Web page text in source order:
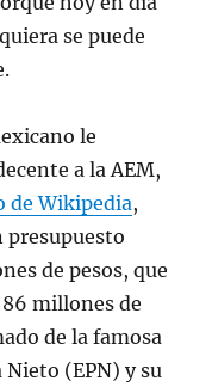
se puede
le
a la AEM,
de Wikipedia,
presupuesto
de pesos, que
millones de
de la famosa
Nieto (EPN) y su